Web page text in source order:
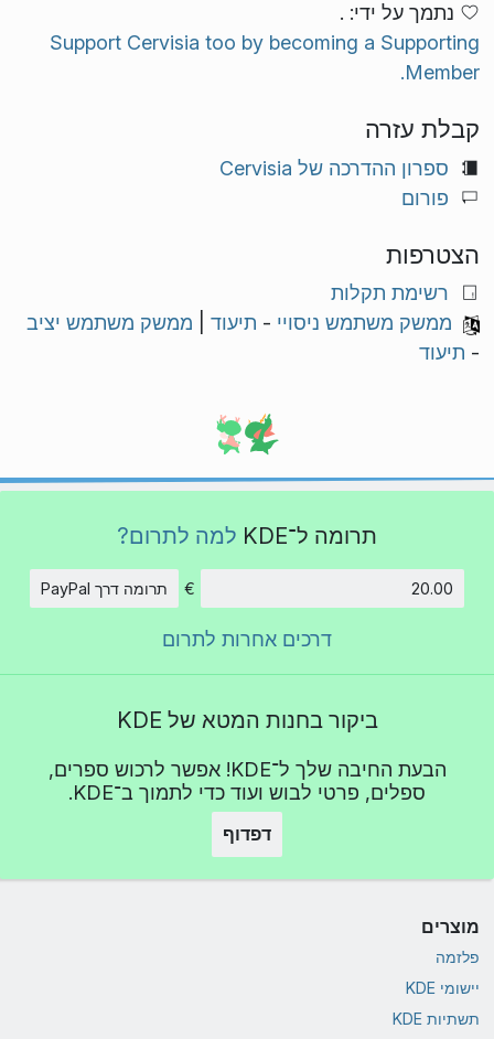
נתמך על ידי: .
Support Cervisia too by becoming a Supporting
Member.
קבלת עזרה
ספרון ההדרכה של Cervisia
פורום
הצטרפות
רשימת תקלות
ממשק משתמש ניסויי - תיעוד
ממשק משתמש יציב
- תיעוד
תרומה ל־KDE למה לתרום?
€ תרומה דרך PayPal
דרכים אחרות לתרום
ביקור בחנות המטא של KDE
הבעת החיבה שלך ל־KDE! אפשר לרכוש ספרים,
ספלים, פרטי לבוש ועוד כדי לתמוך ב־KDE.
דפדוף
מוצרים
פלזמה
יישומי KDE
תשתיות KDE